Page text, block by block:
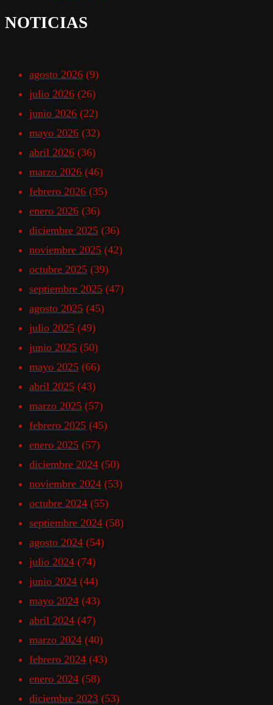
NOTICIAS
agosto 2026 (9)
julio 2026 (26)
junio 2026 (22)
mayo 2026 (32)
abril 2026 (36)
marzo 2026 (46)
febrero 2026 (35)
enero 2026 (36)
diciembre 2025 (36)
noviembre 2025 (42)
octubre 2025 (39)
septiembre 2025 (47)
agosto 2025 (45)
julio 2025 (49)
junio 2025 (50)
mayo 2025 (66)
abril 2025 (43)
marzo 2025 (57)
febrero 2025 (45)
enero 2025 (57)
diciembre 2024 (50)
noviembre 2024 (53)
octubre 2024 (55)
septiembre 2024 (58)
agosto 2024 (54)
julio 2024 (74)
junio 2024 (44)
mayo 2024 (43)
abril 2024 (47)
marzo 2024 (40)
febrero 2024 (43)
enero 2024 (58)
diciembre 2023 (53)